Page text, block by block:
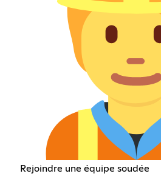
Rejoindre une équipe soudée